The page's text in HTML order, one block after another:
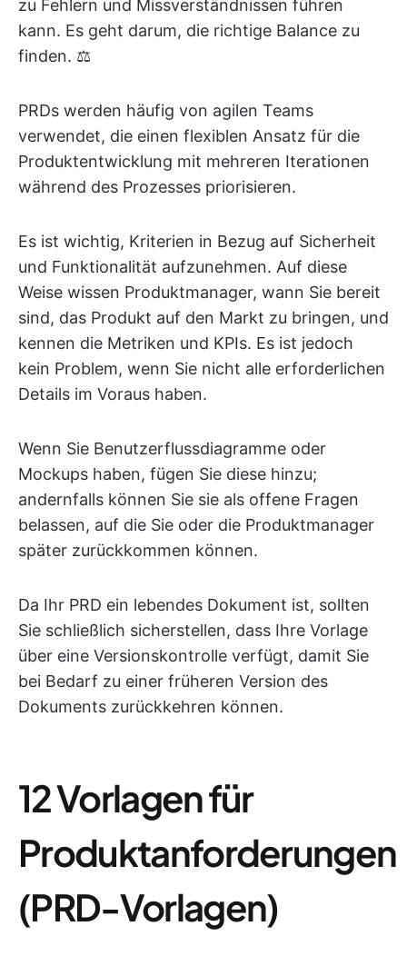
zu Fehlern und Missverständnissen führen
kann. Es geht darum, die richtige Balance zu
finden. ⚖️
PRDs werden häufig von agilen Teams
verwendet, die einen flexiblen Ansatz für die
Produktentwicklung mit mehreren Iterationen
während des Prozesses priorisieren.
Es ist wichtig, Kriterien in Bezug auf Sicherheit
und Funktionalität aufzunehmen. Auf diese
Weise wissen Produktmanager, wann Sie bereit
sind, das Produkt auf den Markt zu bringen, und
kennen die Metriken und KPIs. Es ist jedoch
kein Problem, wenn Sie nicht alle erforderlichen
Details im Voraus haben.
Wenn Sie Benutzerflussdiagramme oder
Mockups haben, fügen Sie diese hinzu;
andernfalls können Sie sie als offene Fragen
belassen, auf die Sie oder die Produktmanager
später zurückkommen können.
Da Ihr PRD ein lebendes Dokument ist, sollten
Sie schließlich sicherstellen, dass Ihre Vorlage
über eine Versionskontrolle verfügt, damit Sie
bei Bedarf zu einer früheren Version des
Dokuments zurückkehren können.
12 Vorlagen für
Produktanforderungen
(PRD-Vorlagen)